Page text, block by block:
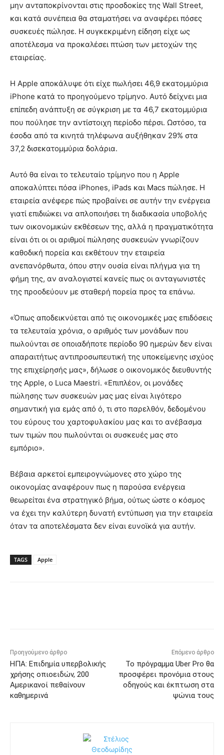
μην ανταποκρίνονται στις προσδοκίες της Wall Street,
και κατά συνέπεια θα σταματήσει να αναφέρει πόσες
συσκευές πώλησε. Η συγκεκριμένη είδηση είχε ως
αποτέλεσμα να προκαλέσει πτώση των μετοχών της
εταιρείας.
Η Apple αποκάλυψε ότι είχε πωλήσει 46,9 εκατομμύρια
iPhone κατά το προηγούμενο τρίμηνο. Αυτό δείχνει μια
επίπεδη ανάπτυξη σε σύγκριση με τα 46,7 εκατομμύρια
που πούλησε την αντίστοιχη περίοδο πέρσι. Ωστόσο, τα
έσοδα από τα κινητά τηλέφωνα αυξήθηκαν 29% στα
37,2 δισεκατομμύρια δολάρια.
Αυτό θα είναι το τελευταίο τρίμηνο που η Apple
αποκαλύπτει πόσα iPhones, iPads και Macs πώλησε. Η
εταιρεία ανέφερε πώς προβαίνει σε αυτήν την ενέργεια
γιατί επιδιώκει να απλοποιήσει τη διαδικασία υποβολής
των οικονομικών εκθέσεων της, αλλά η πραγματικότητα
είναι ότι οι οι αριθμοί πώλησης συσκευών γνωρίζουν
καθοδική πορεία και εκθέτουν την εταιρεία
ανεπανόρθωτα, όπου στην ουσία είναι πλήγμα για τη
φήμη της, αν αναλογιστεί κανείς πως οι ανταγωνιστές
της προοδεύουν με σταθερή πορεία προς τα επάνω.
«Όπως αποδεικνύεται από τις οικονομικές μας επιδόσεις
τα τελευταία χρόνια, ο αριθμός των μονάδων που
πωλούνται σε οποιαδήποτε περίοδο 90 ημερών δεν είναι
απαραιτήτως αντιπροσωπευτική της υποκείμενης ισχύος
της επιχείρησής μας», δήλωσε ο οικονομικός διευθυντής
της Apple, ο Luca Maestri. «Επιπλέον, οι μονάδες
πώλησης των συσκευών μας μας είναι λιγότερο
σημαντική για εμάς από ό, τι στο παρελθόν, δεδομένου
του εύρους του χαρτοφυλακίου μας και το ανέβασμα
των τιμών που πωλούνται οι συσκευές μας στο
εμπόριο».
Βέβαια αρκετοί εμπειρογνώμονες στο χώρο της
οικονομίας αναφέρουν πως η παρούσα ενέργεια
θεωρείται ένα στρατηγικό βήμα, ούτως ώστε ο κόσμος
να έχει την καλύτερη δυνατή εντύπωση για την εταιρεία
όταν τα αποτελέσματα δεν είναι ευνοϊκά για αυτήν.
TAGS Apple
Προηγούμενο άρθρο
ΗΠΑ: Επιδημία υπερβολικής
χρήσης οπιοειδών, 200
Αμερικανοί πεθαίνουν
καθημερινά
Επόμενο άρθρο
Το πρόγραμμα Uber Pro θα
προσφέρει προνόμια στους
οδηγούς και έκπτωση στα
ψώνια τους